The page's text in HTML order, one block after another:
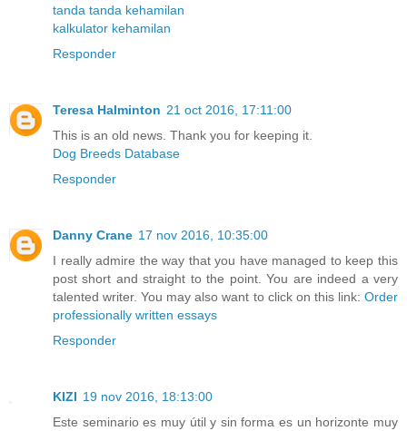
tanda tanda kehamilan
kalkulator kehamilan
Responder
Teresa Halminton 21 oct 2016, 17:11:00
This is an old news. Thank you for keeping it.
Dog Breeds Database
Responder
Danny Crane 17 nov 2016, 10:35:00
I really admire the way that you have managed to keep this
post short and straight to the point. You are indeed a very
talented writer. You may also want to click on this link: Order
professionally written essays
Responder
KIZI 19 nov 2016, 18:13:00
Este seminario es muy útil y sin forma es un horizonte muy